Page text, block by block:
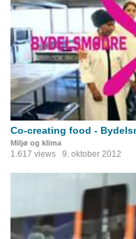
Co-creating food -
Miljø og klima
1.617 views 9. oktober 2012